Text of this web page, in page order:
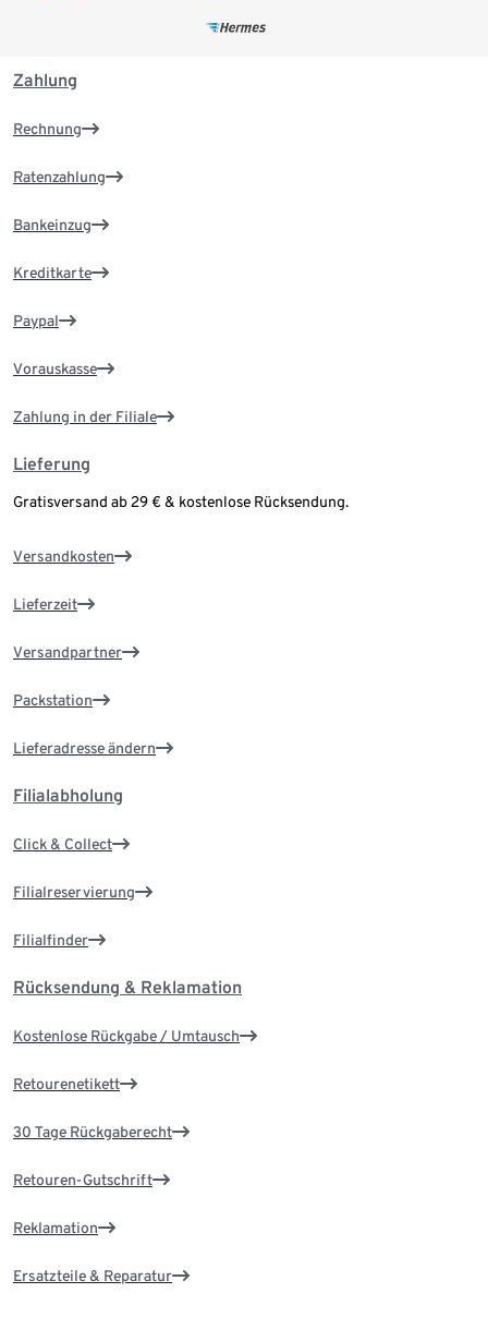
Zahlung
Rechnung
Ratenzahlung
Bankeinzug
Kreditkarte
Paypal
Vorauskasse
Zahlung in der Filiale
Lieferung
Gratisversand ab 29 € & kostenlose Rücksendung.
Versandkosten
Lieferzeit
Versandpartner
Packstation
Lieferadresse ändern
Filialabholung
Click & Collect
Filialreservierung
Filialfinder
Rücksendung & Reklamation
Kostenlose Rückgabe / Umtausch
Retourenetikett
30 Tage Rückgaberecht
Retouren-Gutschrift
Reklamation
Ersatzteile & Reparatur